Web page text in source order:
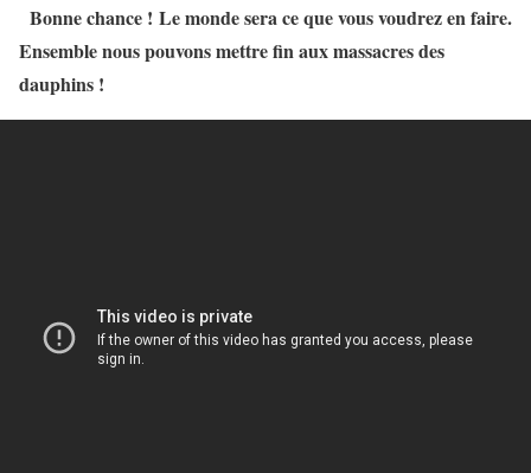
Bonne chance ! Le monde sera ce que vous voudrez en faire.
Ensemble nous pouvons mettre fin aux massacres des
dauphins !